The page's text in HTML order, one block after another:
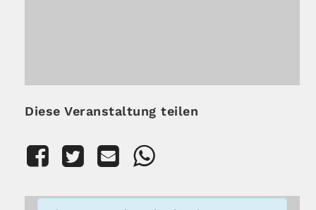
Diese Veranstaltung teilen